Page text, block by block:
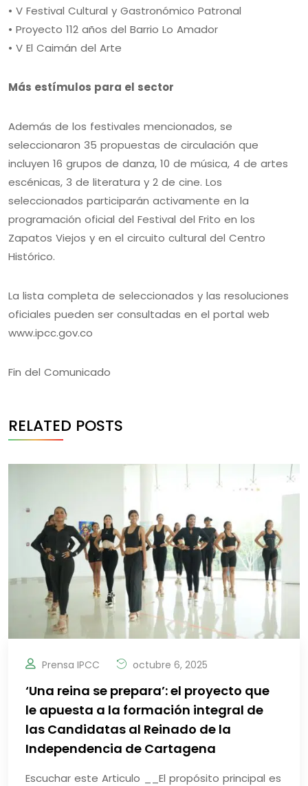
• V Festival Cultural y Gastronómico Patronal
• Proyecto 112 años del Barrio Lo Amador
• V El Caimán del Arte
Más estímulos para el sector
Además de los festivales mencionados, se
seleccionaron 35 propuestas de circulación que
incluyen 16 grupos de danza, 10 de música, 4 de artes
escénicas, 3 de literatura y 2 de cine. Los
seleccionados participarán activamente en la
programación oficial del Festival del Frito en los
Zapatos Viejos y en el circuito cultural del Centro
Histórico.
La lista completa de seleccionados y las resoluciones
oficiales pueden ser consultadas en el portal web
www.ipcc.gov.co
Fin del Comunicado
RELATED POSTS
Prensa IPCC octubre 6, 2025
‘Una reina se prepara’: el proyecto que
le apuesta a la formación integral de
las Candidatas al Reinado de la
Independencia de Cartagena
Escuchar este Articulo __El propósito principal es